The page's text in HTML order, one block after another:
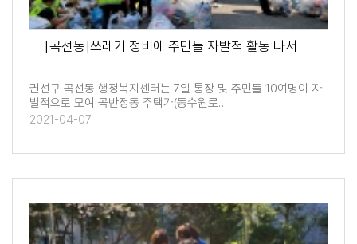
[곡선동]쓰레기 정비에 주민들 자발적 활동 나서
권선구 곡선동 행정복지센터는 7일 통장 및 주민들 10여명이 자
발적으로 모여 곡반정동 주택가(동수원로…
2021-04-07